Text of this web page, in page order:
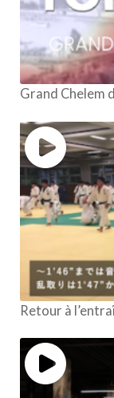
Grand Chelem
Retour à